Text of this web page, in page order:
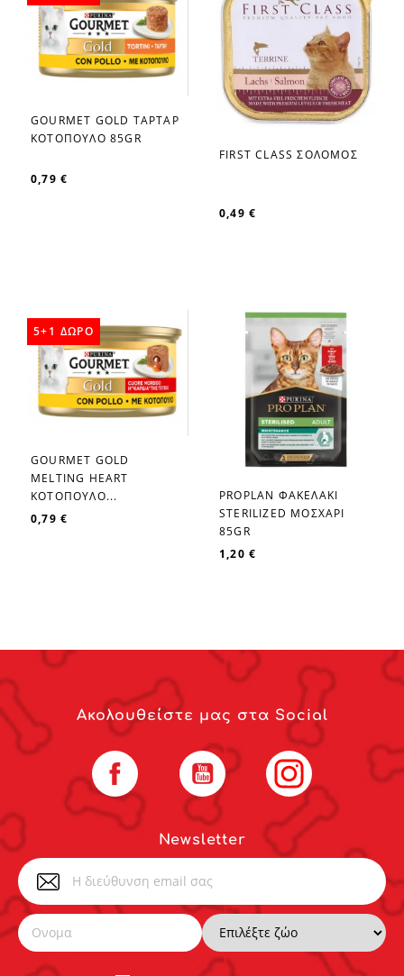
favorite_border
GOURMET GOLD ΤΑΡΤΑΡ
ΚΟΤΟΠΟΥΛΟ 85GR
0,79 €
favorite_border
FIRST CLASS ΣΟΛΟΜΟΣ
0,49 €
favorite_border
GOURMET GOLD
MELTIΝG HEART
ΚΟΤΟΠΟΥΛΟ...
0,79 €
5+1 ΔΩΡΟ
favorite_border
PROPLAN ΦΑΚΕΛΑΚΙ
STERILIZED ΜΟΣΧΑΡΙ
85GR
1,20 €
Newsletter
Ακολουθείστε μας στα Social
Facebook YouTube Instagram